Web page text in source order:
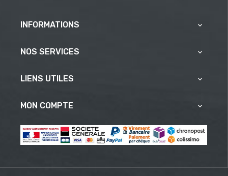
INFORMATIONS 
NOS SERVICES 
LIENS UTILES 
MON COMPTE 